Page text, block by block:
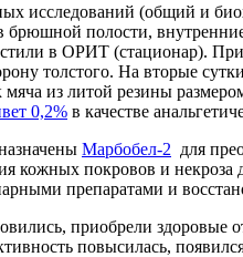
исследований (общий и
полости,
в ОРИТ (стационар).
толстого. На вторые
из литой резины
0,2% в качестве
Марбобел-2 для
кожных покровов и некроза
препаратами и
приобрели здоровые
повысилась,